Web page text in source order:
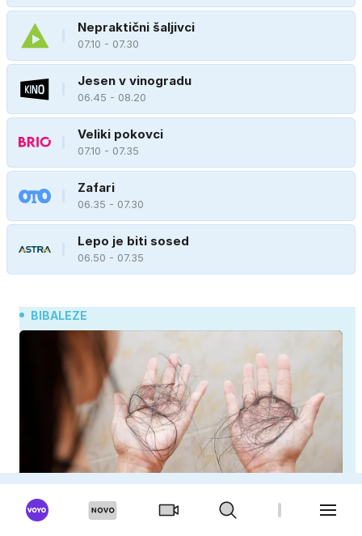
Nepraktični šaljivci
07.10 - 07.30
Jesen v vinogradu
06.45 - 08.20
Veliki pokovci
07.10 - 07.35
Zafari
06.35 - 07.30
Lepo je biti sosed
06.50 - 07.35
BIBALEZE
Poporodno izpadanje las: kaj je normalno in kako
si pomagati